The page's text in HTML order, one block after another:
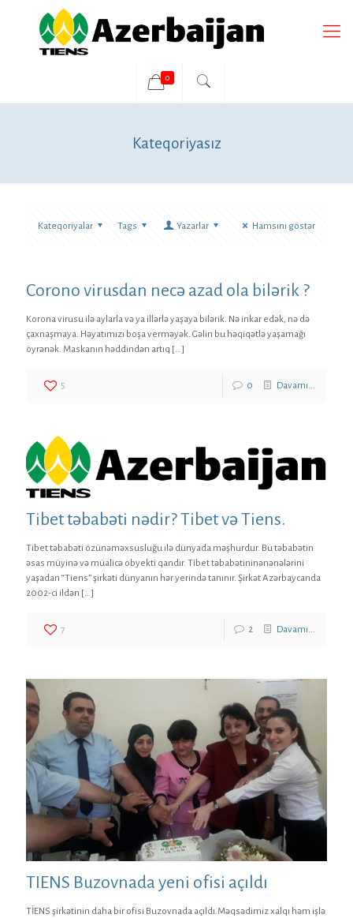
0
Kateqoriyasız
Kateqoriyalar Tags Yazarlar Hamsını göstər
Corono virusdan necə azad ola bilərik ?
Korona virusu ilə aylarla və ya illərlə yaşaya bilərik. Nə inkar edək, nə də
çaxnaşmaya. Həyatımızı boşa verməyək. Gəlin bu həqiqətlə yaşamağı
öyrənək. Maskanın həddindən artıq […]
5 0 Davamı...
Tibet təbabəti nədir? Tibet və Tiens.
Tibet təbabəti özünəməxsusluğu ilə dünyada məşhurdur. Bu təbabətin
əsas müyinə və müalicə obyekti qandır. Tibet təbabətininənənələrini
yaşadan “Tiens” şirkəti dünyanın hər yerində tanınır. Şirkət Azərbaycanda
2002-ci ildən […]
7 2 Davamı...
TIENS Buzovnada yeni ofisi açıldı
TİENS şirkətinin daha bir ofisi Buzovnada açıldı.Məqsədimiz xalqı həm işlə